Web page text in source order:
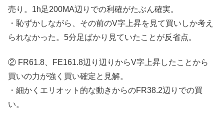
売り。1h足200MA辺りでの利確がたぶん確実。
・恥ずかしながら、その前のV字上昇を見て買いしか考え
られなかった。5分足ばかり見ていたことが反省点。
② FR61.8、FE161.8辺り辺りからV字上昇したことから
買いの力が強く買い確定と見解。
・細かくエリオット的な動きからのFR38.2辺りでの買
い。